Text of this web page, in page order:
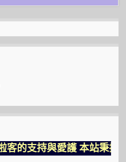
的支持與愛護 本站秉持